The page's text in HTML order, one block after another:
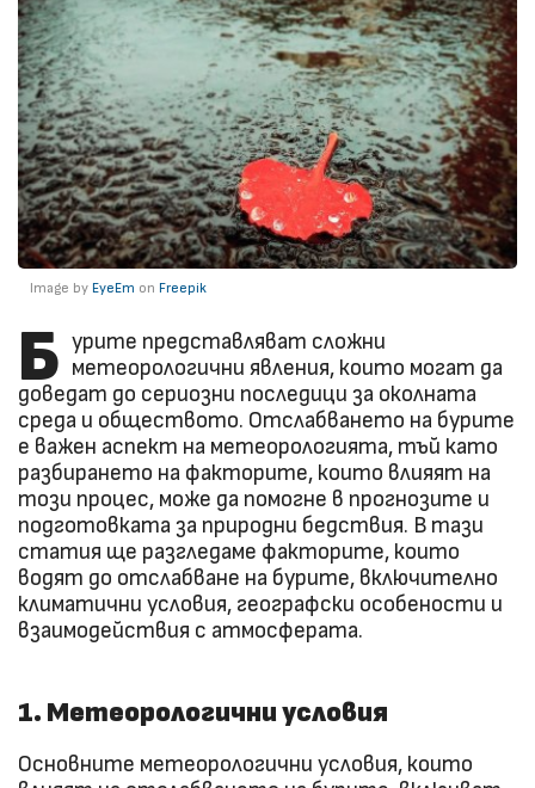
Image by EyeEm on Freepik
Б урите представляват сложни
метеорологични явления, които могат да
доведат до сериозни последици за околната
среда и обществото. Отслабването на бурите
е важен аспект на метеорологията, тъй като
разбирането на факторите, които влияят на
този процес, може да помогне в прогнозите и
подготовката за природни бедствия. В тази
статия ще разгледаме факторите, които
водят до отслабване на бурите, включително
климатични условия, географски особености и
взаимодействия с атмосферата.
1. Метеорологични условия
Основните метеорологични условия, които